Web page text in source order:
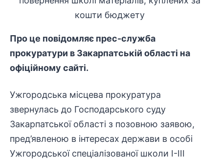
Про це повідомляє прес-служба
прокуратури в Закарпатській області на
офіційному сайті.
Ужгородська місцева прокуратура
звернулась до Господарського суду
Закарпатської області з позовною заявою,
пред’явленою в інтересах держави в особі
Ужгородської спеціалізованої школи І-ІІІ